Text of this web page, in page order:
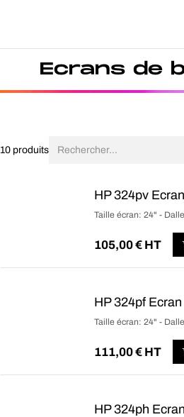
Ecrans de
10 produits
HP 324pv
Taille écran: 24" -
105,00€ HT
HP 324pf
Taille écran: 24" -
111,00€ HT
HP 324ph